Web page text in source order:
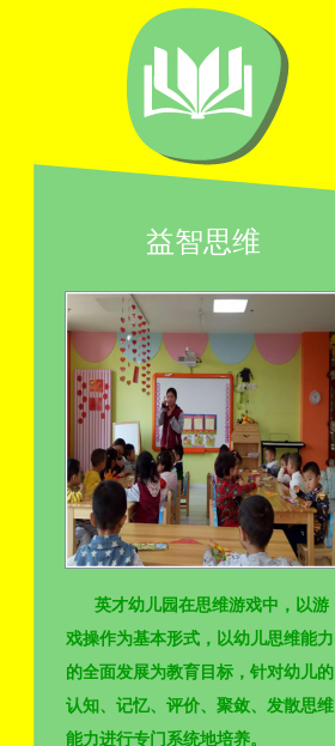
益智思维
英才幼儿园在思维游戏中，以游
戏操作为基本形式，以幼儿思维能力
的全面发展为教育目标，针对幼儿的
认知、记忆、评价、聚敛、发散思维
能力进行专门系统地培养。